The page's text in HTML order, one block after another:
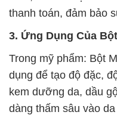
thanh toán, đảm bảo
3. Ứng Dụng Của
Trong mỹ phẩm: Bột
dụng để tạo độ đặc,
kem dưỡng da, dầu
dàng thấm sâu vào